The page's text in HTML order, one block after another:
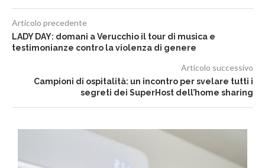
Articolo precedente
LADY DAY: domani a Verucchio il tour di musica e
testimonianze contro la violenza di genere
Articolo successivo
Campioni di ospitalità: un incontro per svelare tutti i
segreti dei SuperHost dell’home sharing